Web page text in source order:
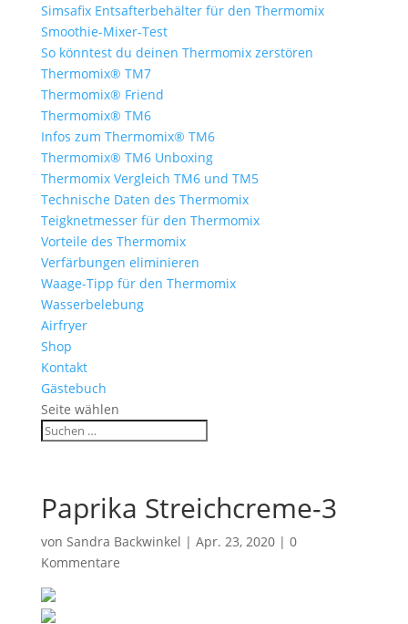
Simsafix Entsafterbehälter für den Thermomix
Smoothie-Mixer-Test
So könntest du deinen Thermomix zerstören
Thermomix® TM7
Thermomix® Friend
Thermomix® TM6
Infos zum Thermomix® TM6
Thermomix® TM6 Unboxing
Thermomix Vergleich TM6 und TM5
Technische Daten des Thermomix
Teigknetmesser für den Thermomix
Vorteile des Thermomix
Verfärbungen eliminieren
Waage-Tipp für den Thermomix
Wasserbelebung
Airfryer
Shop
Kontakt
Gästebuch
Seite wählen
Paprika Streichcreme-3
von Sandra Backwinkel | Apr. 23, 2020| 0
Kommentare